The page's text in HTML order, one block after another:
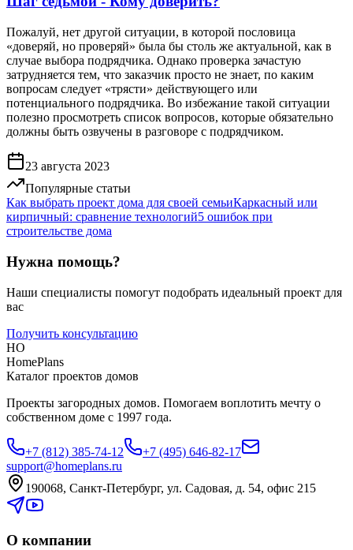
Пожалуй, нет другой ситуации, в которой пословица
«доверяй, но проверяй» была бы столь же актуальной, как в
случае выбора подрядчика. Однако проверка зачастую
затрудняется тем, что заказчик просто не знает, по каким
вопросам следует «трясти» действующего или
потенциального подрядчика. Во избежание такой ситуации
полезно просмотреть список вопросов, которые обязательно
должны быть озвучены в разговоре с подрядчиком.
23 августа 2023
Популярные статьи
Как выбрать проект дома для своей семьиКаркасный или
кирпичный: сравнение технологий5 ошибок при
строительстве дома
Нужна помощь?
Наши специалисты помогут подобрать идеальный проект для
вас
Получить консультацию
HO
HomePlans
Каталог проектов домов
Проекты загородных домов. Помогаем воплотить мечту о
собственном доме с 1997 года.
+7 (812) 385-74-12
+7 (495) 646-82-17
support@homeplans.ru
190068, Санкт-Петербург, ул. Садовая, д. 54, офис 215
О компании